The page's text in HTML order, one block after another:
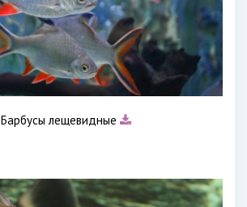
Барбусы лещевидные